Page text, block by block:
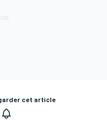
cet article